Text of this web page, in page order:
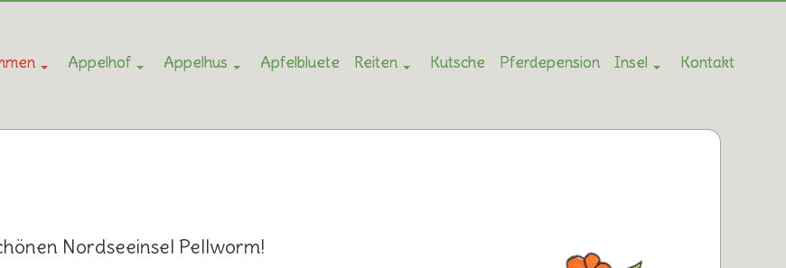
Appelhof Appelhus Apfelbluete Reiten Kutsche Pferdepension Insel Kontakt
Nordseeinsel Pellworm!